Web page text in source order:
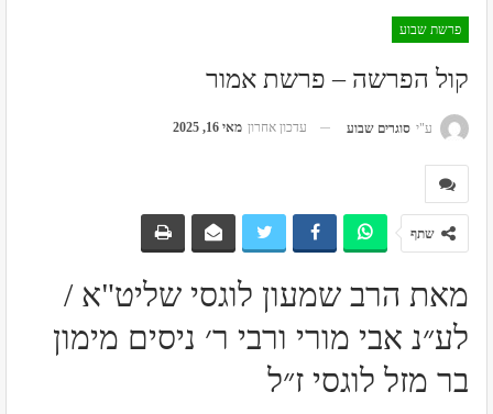
פרשת שבוע
קול הפרשה – פרשת אמור
ע"י סוגרים שבוע עדכון אחרון מאי 16, 2025
שתף
מאת הרב שמעון לוגסי שליט"א /
לע״נ אבי מורי ורבי ר׳ ניסים מימון
בר מזל לוגסי ז״ל